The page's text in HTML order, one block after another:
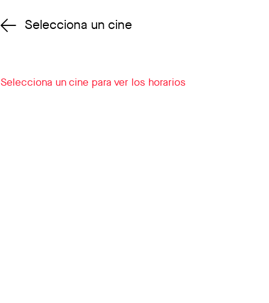
Cambiar cine
Selecciona un cine
Selecciona un cine para ver los horarios